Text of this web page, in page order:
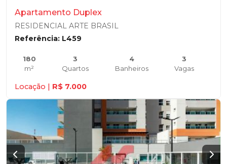
Apartamento Duplex
RESIDENCIAL ARTE BRASIL
Referência: L459
180
m²
3
Quartos
4
Banheiros
3
Vagas
Locação | R$ 7.000